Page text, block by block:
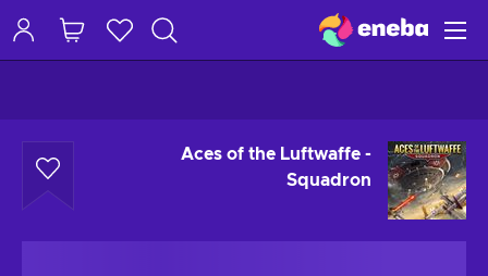
Aces of the Luftwaffe -
Squadron